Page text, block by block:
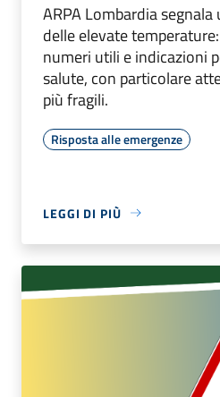
ARPA Lombardia
delle elevate
numeri utili e indicazioni
salute, con particolare
più fragili.
Risposta alle emergenze
LEGGI DI PIÙ